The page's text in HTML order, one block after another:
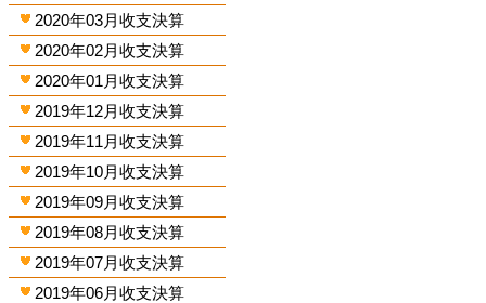
2020年03月收支決算
2020年02月收支決算
2020年01月收支決算
2019年12月收支決算
2019年11月收支決算
2019年10月收支決算
2019年09月收支決算
2019年08月收支決算
2019年07月收支決算
2019年06月收支決算